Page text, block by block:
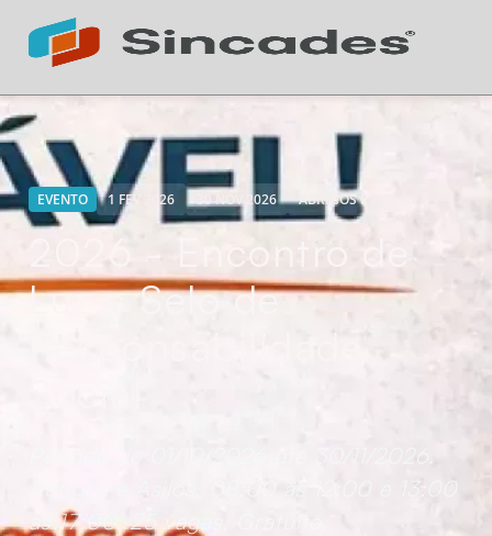
EVENTO 1 FEV 2026 30 NOV 2026 ABRIGOS E ASILOS
2026 - Encontro de
Luz e Selo de
Período de 01/10/2026 até 30/11/2026.
Abrigos e Asilos, 08:00 às 12:00 e 13:00
às 17:00. 25 vagas. Gratuito.
Online